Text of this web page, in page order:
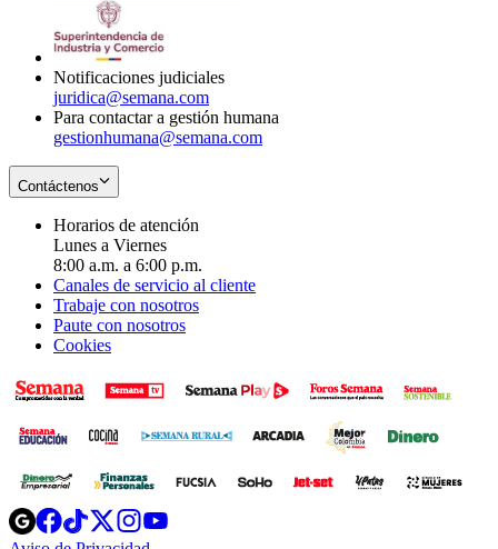
Notificaciones judiciales
juridica@semana.com
Para contactar a gestión humana
gestionhumana@semana.com
Contáctenos
Horarios de atención
Lunes a Viernes
8:00 a.m. a 6:00 p.m.
Canales de servicio al cliente
Trabaje con nosotros
Paute con nosotros
Cookies
Opens
in
Opens
in
Opens
in
Opens